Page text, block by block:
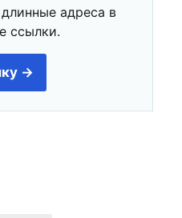
адреса в
ссылки.
→